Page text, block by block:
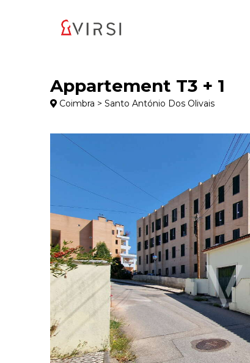
Appartement T3 + 1
Coimbra > Santo António Dos Olivais